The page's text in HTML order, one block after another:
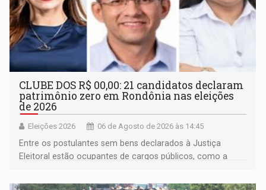
CLUBE DOS R$ 00,00: 21 candidatos declaram
patrimônio zero em Rondônia nas eleições
de 2026
Eleições 2026 06 de Agosto de 2026 às 14:45
Entre os postulantes sem bens declarados à Justiça
Eleitoral estão ocupantes de cargos públicos, como a
Pedro Geovar (PP) e a vice-prefeita Magna dos Anjos